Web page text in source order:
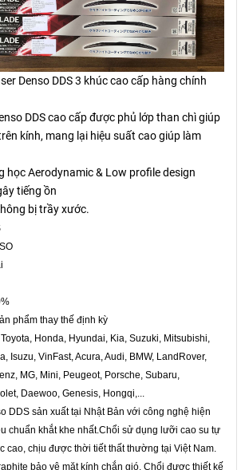
Denso DDS 3 khúc cao cấp hàng chính
DDS cao cấp được phủ lớp than chì giúp
kính, mang lại hiệu suất cao giúp làm
học Aerodynamic & Low profile design
tiếng ồn
bị trầy xước.
phẩm thay thế định kỳ
Honda, Hyundai, Kia, Suzuki, Mitsubishi,
Isuzu, VinFast, Acura, Audi, BMW, LandRover,
MG, Mini, Peugeot, Porsche, Subaru,
Daewoo, Genesis, Hongqi,...
DDS sản xuất tại Nhật Bản với công nghệ hiện
chuẩn khắt khe nhất.Chổi sử dụng lưỡi cao su tự
cao, chịu được thời tiết thất thường tại Việt Nam.
bảo vệ mặt kính chắn gió. Chổi được thiết kế